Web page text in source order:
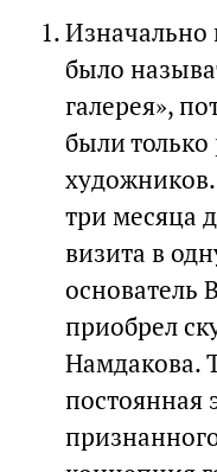
Изначально
было
галерея»,
были
три месяца
визита в
основатель
приобрел
Намдакова.
постоянная